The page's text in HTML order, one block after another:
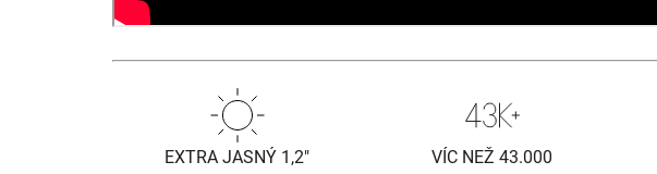
EXTRA JASNÝ 1,2″
VÍC NEŽ 43.000